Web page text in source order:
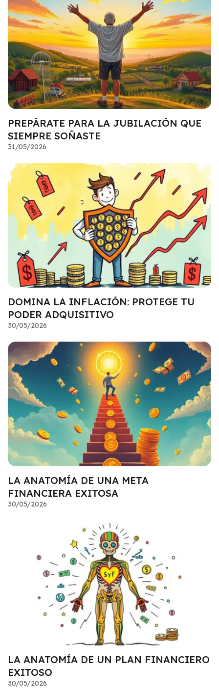
PREPÁRATE PARA LA JUBILACIÓN QUE
SIEMPRE SOÑASTE
31/05/2026
DOMINA LA INFLACIÓN: PROTEGE TU
PODER ADQUISITIVO
30/05/2026
LA ANATOMÍA DE UNA META
FINANCIERA EXITOSA
30/05/2026
LA ANATOMÍA DE UN PLAN FINANCIERO
EXITOSO
30/05/2026